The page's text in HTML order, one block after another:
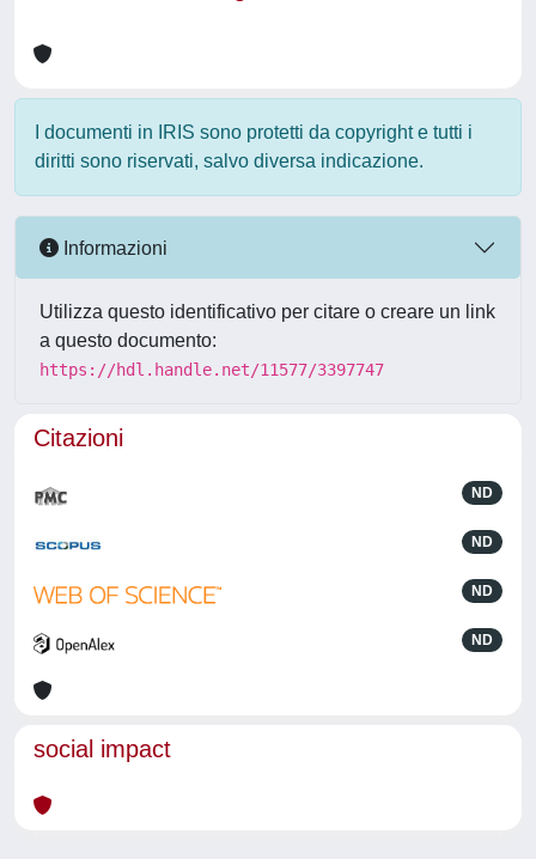
I documenti in IRIS sono protetti da copyright e tutti i
diritti sono riservati, salvo diversa indicazione.
Informazioni
Utilizza questo identificativo per citare o creare un link
a questo documento:
https://hdl.handle.net/11577/3397747
Citazioni
ND
ND
ND
ND
social impact